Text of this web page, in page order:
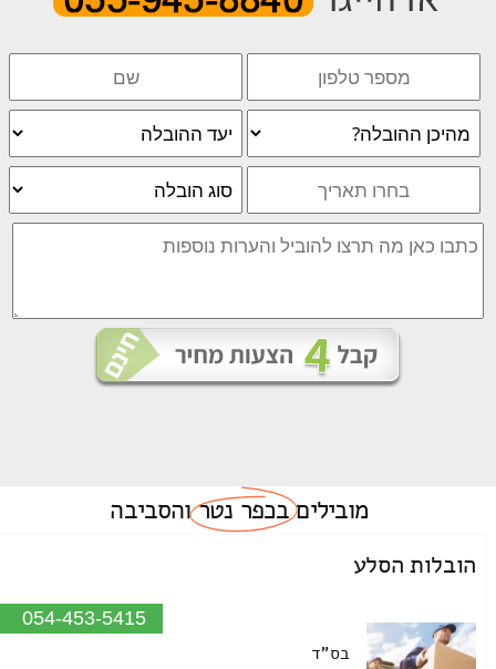
מוביליםבכפר נטרוהסביבה
הובלות הסלע
054-453-5415
בס"ד